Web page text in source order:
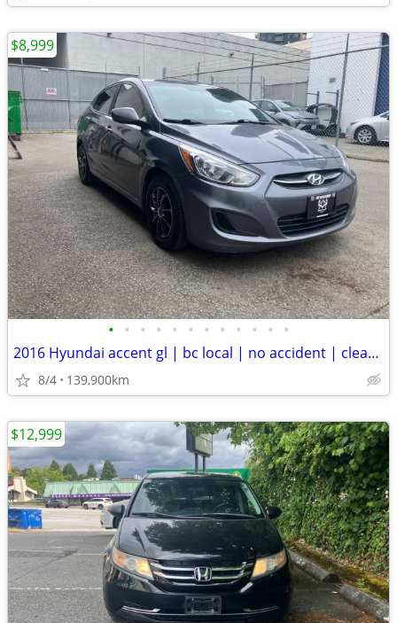
• • • • • • • • • • • •
2016 Hyundai accent gl | bc local | no accident | clean title
8/4 139,900km
$8,999
$12,999